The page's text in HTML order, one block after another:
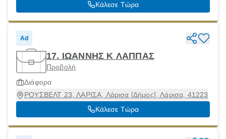
Κάλεσε Τώρα
Ad
17. ΙΩΑΝΝΗΣ Κ ΛΑΠΠΑΣ
Προβολή
Διάφορα
ΡΟΥΣΒΕΛΤ 23, ΛΑΡΙΣΑ, Λάρισα [Δήμος], Λάρισα, 41223
Κάλεσε Τώρα